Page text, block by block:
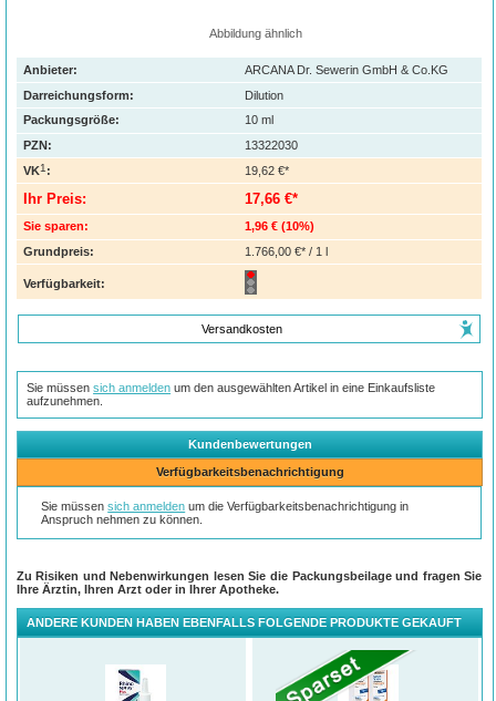
Abbildung ähnlich
Anbieter:
ARCANA Dr. Sewerin GmbH & Co.KG
Darreichungsform:
Dilution
Packungsgröße:
10 ml
PZN:
13322030
VK1: 19,62 €*
Ihr Preis: 17,66 €*
Sie sparen: 1,96 € (10%)
Grundpreis:
1.766,00 €* / 1 l
Verfügbarkeit:
Versandkosten
Sie müssensich anmelden um den ausgewählten Artikel in eine Einkaufsliste
aufzunehmen.
Kundenbewertungen
Verfügbarkeitsbenachrichtigung
Sie müssensich anmelden um die Verfügbarkeitsbenachrichtigung in
Anspruch nehmen zu können.
Zu Risiken und Nebenwirkungen lesen Sie die Packungsbeilage und fragen Sie
Ihre Ärztin, Ihren Arzt oder in Ihrer Apotheke.
ANDERE KUNDEN HABEN EBENFALLS FOLGENDE PRODUKTE GEKAUFT